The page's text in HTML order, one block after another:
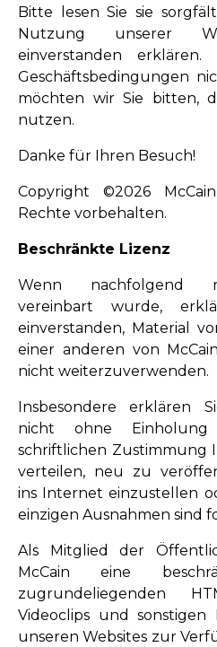
Bitte lesen Sie sie
Nutzung unserer
einverstanden
Geschäftsbedingungen
möchten wir Sie bitten,
nutzen.
Danke für Ihren Besuch!
Copyright ©2026
Rechte vorbehalten.
Beschränkte Lizenz
Wenn nachfolgend
vereinbart wurde,
einverstanden, Material
einer anderen von
nicht weiterzuverwenden.
Insbesondere erklären
nicht ohne Einholung
schriftlichen Zustimmung
verteilen, neu zu
ins Internet einzustellen
einzigen Ausnahmen sind
Als Mitglied der
McCain eine
zugrundeliegenden
Videoclips und
unseren Websites zur